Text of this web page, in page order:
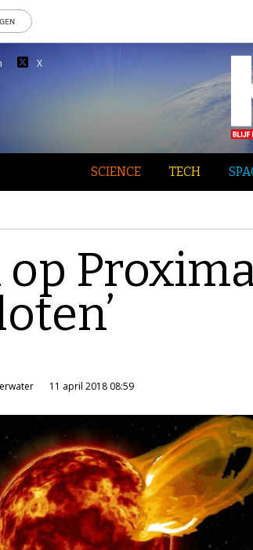
X
SCIENCE TECH
op
11 april 2018 08:59